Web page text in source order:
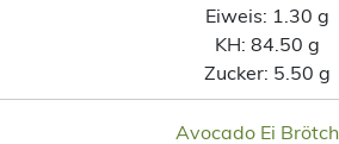
Eiweis: 1.30 g
KH: 84.50 g
Zucker: 5.50 g
Avocado Ei